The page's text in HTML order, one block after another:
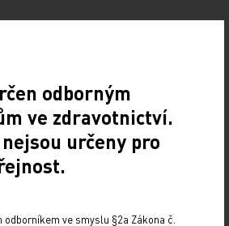
odborným
ve zdravotnictví.
určeny pro
odborníkem ve smyslu §2a Zákona č.